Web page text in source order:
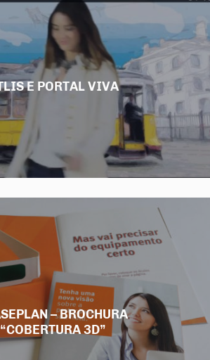
E PORTAL VIVA
– BROCHURA
“COBERTURA 3D”